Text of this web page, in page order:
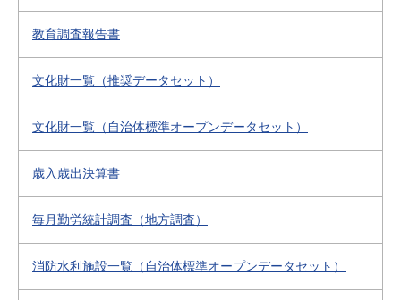
教育調査報告書
文化財一覧（推奨データセット）
文化財一覧（自治体標準オープンデータセット）
歳入歳出決算書
毎月勤労統計調査（地方調査）
消防水利施設一覧（自治体標準オープンデータセット）